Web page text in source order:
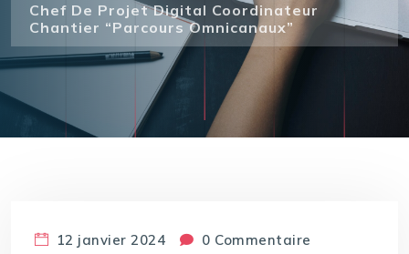
Chef De Projet Digital Coordinateur
Chantier “Parcours Omnicanaux”
12 janvier 2024
0 Commentaire